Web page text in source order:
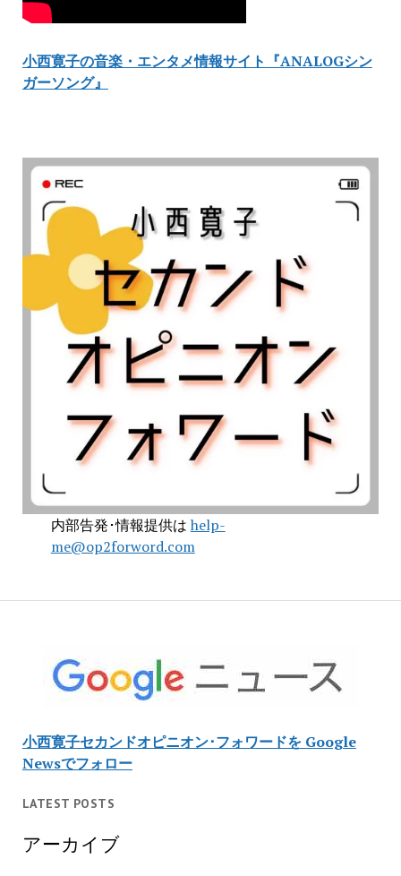
小西寛子の音楽・エンタメ情報サイト『ANALOGシン
ガーソング』
内部告発･情報提供は help-
me@op2forword.com
小西寛子セカンドオピニオン･フォワードを Google
Newsでフォロー
LATEST POSTS
アーカイブ